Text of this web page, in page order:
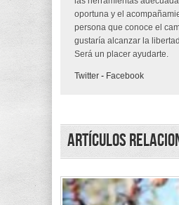
oportuna y el
persona que conoce el
gustaría alcanzar la
Será un placer ayudarte.
Twitter - Facebook
Artículos